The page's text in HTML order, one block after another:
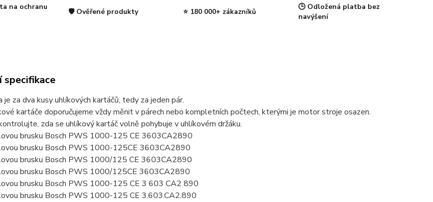
na ochranu
🛡️ Ověřené produkty ⭐ 180 000+ zákazníků
🕒 Odložená platba bez
navýšení
specifikace
je za dva kusy uhlíkových kartáčů, tedy za jeden pár.
kartáče doporučujeme vždy měnit v párech nebo kompletních počtech, kterými je motor stroje osazen.
zda se uhlíkový kartáč volně pohybuje v uhlíkovém držáku.
brusku Bosch PWS 1000-125 CE 3603CA2890
brusku Bosch PWS 1000-125CE 3603CA2890
brusku Bosch PWS 1000/125 CE 3603CA2890
brusku Bosch PWS 1000/125CE 3603CA2890
brusku Bosch PWS 1000-125 CE 3 603 CA2 890
brusku Bosch PWS 1000-125 CE 3.603.CA2.890